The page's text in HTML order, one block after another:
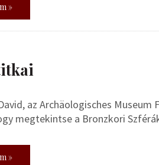
»
az Archäologisches
megtekintse a Bronzkori
»